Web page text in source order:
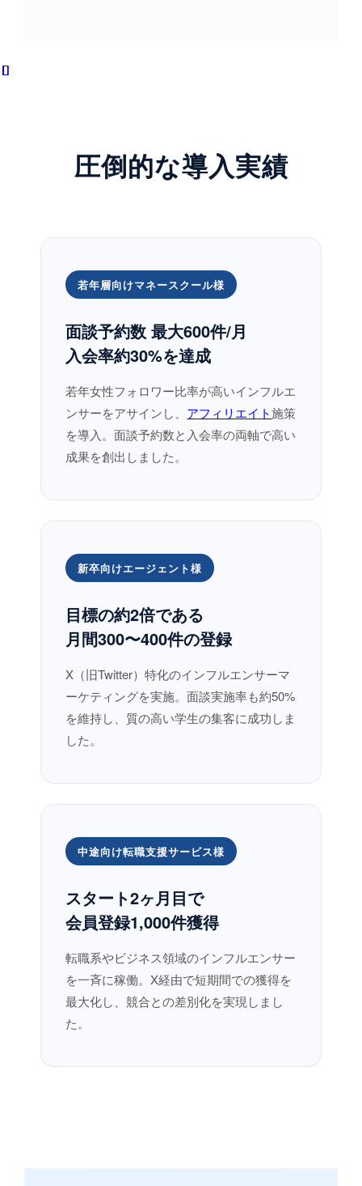
圧倒的な導入実績
若年層向けマネースクール様
面談予約数 最大600件/月
入会率約30%を達成
若年女性フォロワー比率が高いインフルエ
ンサーをアサインし、 アフィリエイト施策
を導入。面談予約数と入会率の両軸で高い
成果を創出しました。
新卒向けエージェント様
目標の約2倍である
月間300〜400件の登録
X（旧Twitter）特化のインフルエンサーマ
ーケティングを実施。面談実施率も約50%
を維持し、質の高い学生の集客に成功しま
した。
中途向け転職支援サービス様
スタート2ヶ月目で
会員登録1,000件獲得
転職系やビジネス領域のインフルエンサー
を一斉に稼働。X経由で短期間での獲得を
最大化し、競合との差別化を実現しまし
た。